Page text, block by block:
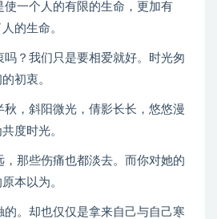
一个人的有限的生命，更加有
的生命。
？我们只是要相爱就好。时光匆
初衷。
，斜阳微光，倩影长长，悠悠漫
度时光。
那些伤痛也都淡去。而你对她的
本以为。
。却也仅仅是拿来自己与自己寒